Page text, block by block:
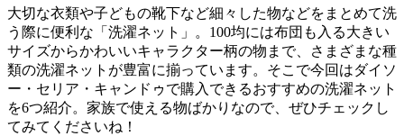
大切な衣類や子どもの靴下など細々した物などをまとめて洗
う際に便利な「洗濯ネット」。100均には布団も入る大きい
サイズからかわいいキャラクター柄の物まで、さまざまな種
類の洗濯ネットが豊富に揃っています。そこで今回はダイソ
ー・セリア・キャンドゥで購入できるおすすめの洗濯ネット
を6つ紹介。家族で使える物ばかりなので、ぜひチェックし
てみてくださいね！